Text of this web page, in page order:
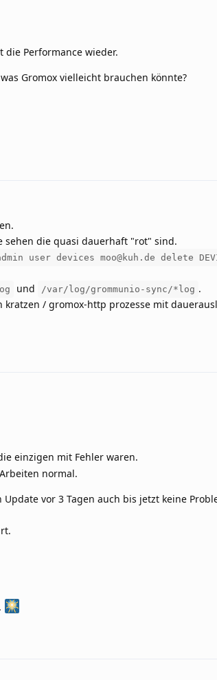
Performance wieder.
Gromox vielleicht brauchen könnte?
die quasi dauerhaft "rot" sind.
user devices moo@kuh.de delete
und /var/log/grommunio-sync/*log .
/ gromox-http prozesse mit
einzigen mit Fehler waren.
normal.
vor 3 Tagen auch bis jetzt keine